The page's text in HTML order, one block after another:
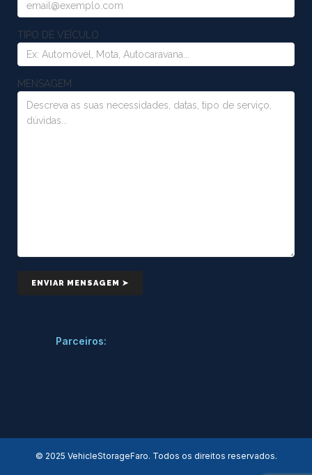
TIPO DE VEÍCULO
MENSAGEM
Parceiros:
© 2025 VehicleStorageFaro. Todos os direitos reservados.